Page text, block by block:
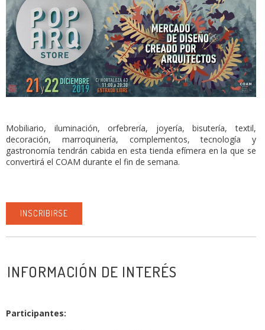
Mobiliario, iluminación, orfebrería, joyería, bisutería, textil,
decoración, marroquinería, complementos, tecnología y
gastronomía tendrán cabida en esta tienda efímera en la que se
convertirá el COAM durante el fin de semana.
INSCRIBIRSE
INFORMACIÓN DE INTERÉS
Participantes: